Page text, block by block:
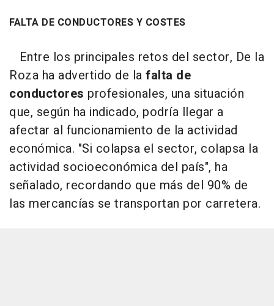
FALTA DE CONDUCTORES Y COSTES
Entre los principales retos del sector, De la
Roza ha advertido de la falta de
conductores profesionales, una situación
que, según ha indicado, podría llegar a
afectar al funcionamiento de la actividad
económica. "Si colapsa el sector, colapsa la
actividad socioeconómica del país", ha
señalado, recordando que más del 90% de
las mercancías se transportan por carretera.